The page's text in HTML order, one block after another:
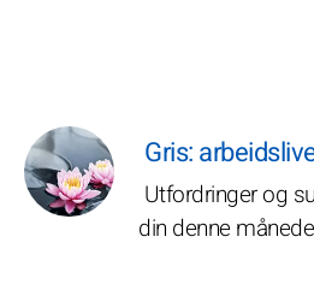
Gris:
Utfordringer og
din denne